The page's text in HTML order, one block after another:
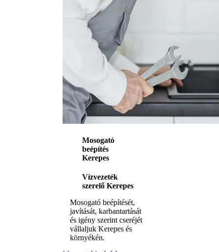
Mosogató
beépítés
Kerepes
Vízvezeték
szerelő Kerepes
Mosogató beépítését,
javítását, karbantartását
és igény szerint cseréjét
vállaljuk Kerepes és
környékén.